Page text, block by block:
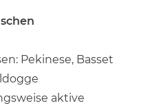
Pekinese, Basset
aktive